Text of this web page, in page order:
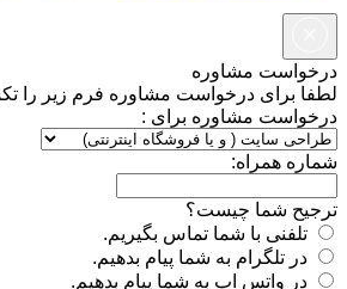
درخواست مشاوره
لطفا برای درخواست مشاوره فرم زیر را
درخواست مشاوره برای :
شماره همراه:
ترجیح شما چیست؟
تلفنی با شما تماس بگیریم.
در تلگرام به شما پیام بدهیم.
در واتس اپ به شما پیام بدهیم.